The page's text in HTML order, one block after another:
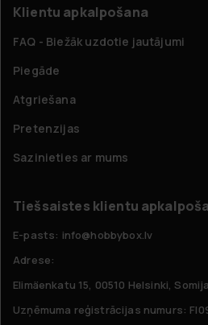
Klientu apkalpošana
FAQ - Biežāk uzdotie jautājumi
Piegāde
Atgriešana
Pretenzijas
Sazinieties ar mums
Tiešsaistes klientu
E-pasts: info@hobbybox.lv
Adrese:
Elimäenkatu 15, 00510 Helsinki, Somija
Uzņēmuma reģistrācijas numurs: